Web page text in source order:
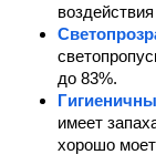
до 83%.
имеет
хорошо